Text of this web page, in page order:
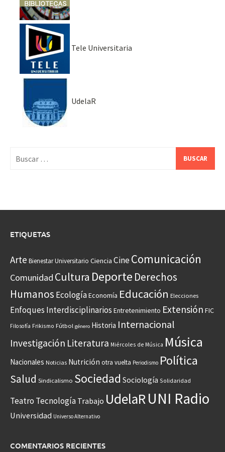
Tele Universitaria
UdelaR
ETIQUETAS
Arte Bienestar Universitario Ciencia CineComunicación
Comunidad Cultura Deporte Derechos
Humanos EcologíaEconomía Educación Elecciones
Enfoques Interdisciplinarios Entretenimiento Extensión FIC
Filosofía Frikismo Fútbol género Historia Internacional
Investigación Literatura Miércoles de Música Música
Nacionales Noticias Nutrición otra vuelta Periodismo Política
Salud Sindicalismo Sociedad Sociología Solidaridad
Teatro Tecnología Trabajo UdelaRUNI Radio
Universidad Universo Alternativo
COMENTARIOS RECIENTES